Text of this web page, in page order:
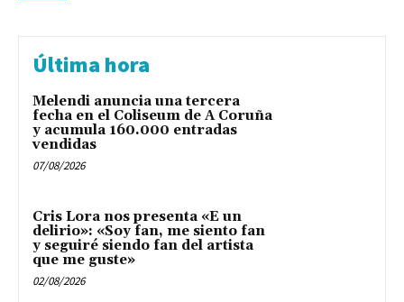
Última hora
Melendi anuncia una tercera
fecha en el Coliseum de A Coruña
y acumula 160.000 entradas
vendidas
07/08/2026
Cris Lora nos presenta «E un
delirio»: «Soy fan, me siento fan
y seguiré siendo fan del artista
que me guste»
02/08/2026